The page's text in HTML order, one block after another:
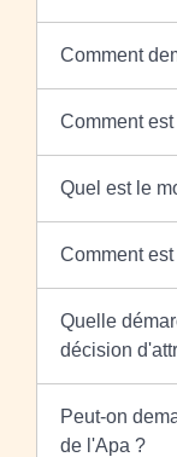
Comment
Comment
Quel est le
Comment
Quelle
décision
Peut-on
de l'Apa ?